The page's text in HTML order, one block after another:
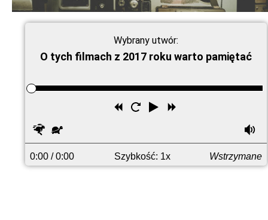
Wybrany utwór:
O tych filmach z 2017 roku warto pamiętać
Odtwórz
Uruchom
Przewiń
przodu
Szybciej
0:00 / 0:00 Szybkość: 1x Wstrzymane